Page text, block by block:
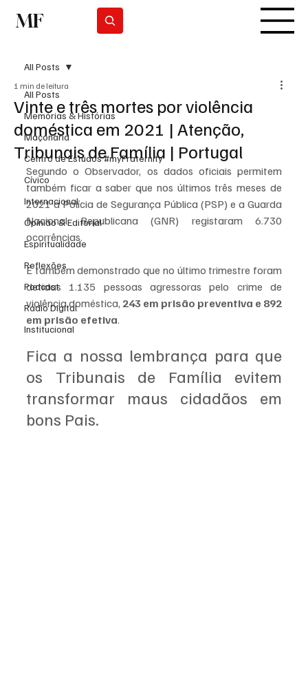
MF
All Posts
Memórias & Histórias
Maçonaria
Centro de Estudos #myFraternity
Cívico
Internacional
Opinião & Editorial
Espiritualidade
Reflexões
Podcast
Rádio Digital
Institucional
All Posts
Vinte e três mortes por violência
doméstica em 2021 | Atenção,
Tribunais de Família | Portugal
1 min de leitura
Segundo o Observador, os dados oficiais permitem
também ficar a saber que nos últimos três meses de
2021 a Polícia de Segurança Pública (PSP) e a Guarda
Nacional Republicana (GNR) registaram 6.730
ocorrências.
É também demonstrado que no último trimestre foram
detidas 1.135 pessoas agressoras pelo crime de
violência doméstica, 243 em prisão preventiva e 892
em prisão efetiva.
Fica a nossa lembrança para que
os Tribunais de Família evitem
transformar maus cidadãos em
bons Pais.